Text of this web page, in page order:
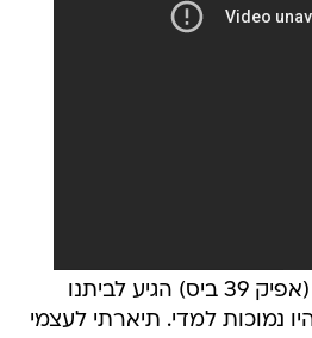
אז כשערוץ DOG TV (אפיק 39 ביס) הגיע לביתנו
נמוכות למדי. תיארתי לעצמי